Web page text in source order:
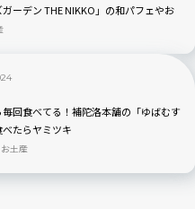
ーデン THE NIKKO」の和パフェやお
紹介！
回食べてる！補陀洛本舗の「ゆばむす
たらヤミツキ
お土産